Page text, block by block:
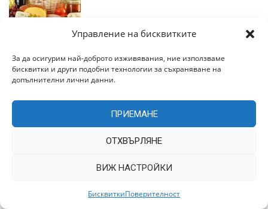
Управление на бисквитките
За да осигурим най-доброто изживявания, ние използваме
бисквитки и други подобни технологии за съхраняване на
допълнителни лични данни.
ПРИЕМАНЕ
ОТХВЪРЛЯНЕ
ВИЖ НАСТРОЙКИ
БисквиткиПоверителност
Работа
февруари 19, 2026
България е превърната не само в
корпорация, акцион…
юни 10, 2021